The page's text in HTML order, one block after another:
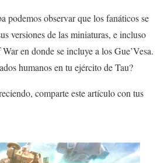
podemos observar que los fanáticos se
versiones de las miniaturas, e incluso
en donde se incluye a los Gue’Vesa.
humanos en tu ejército de Tau?
comparte este artículo con tus